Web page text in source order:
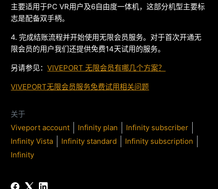
主要适用于PC VR用户及6自由度一体机，这部分机型主要标
志是配备双手柄。
4. 完成结账流程并开始使用无限会员服务。对于首次开通无
限会员的用户我们还提供免费14天试用的服务。
另请参见：VIVEPORT 无限会员有哪几个方案？
VIVEPORT无限会员服务免费试用相关问题
关于
Viveport account
Infinity plan
Infinity subscriber
Infinity Vista
Infinity standard
Infinity subscription
Infinity